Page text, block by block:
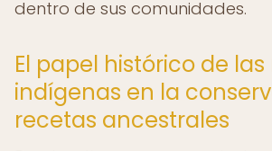
dentro de sus comunidades.
El papel histórico de
indígenas en la
recetas ancestrales